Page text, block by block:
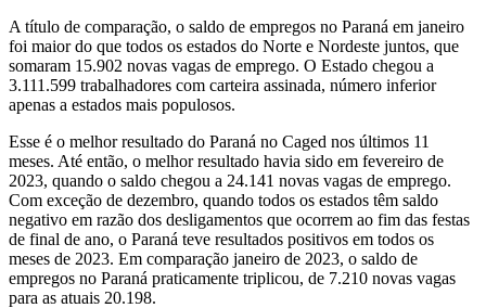
A título de comparação, o saldo de empregos no Paraná em janeiro
foi maior do que todos os estados do Norte e Nordeste juntos, que
somaram 15.902 novas vagas de emprego. O Estado chegou a
3.111.599 trabalhadores com carteira assinada, número inferior
apenas a estados mais populosos.
Esse é o melhor resultado do Paraná no Caged nos últimos 11
meses. Até então, o melhor resultado havia sido em fevereiro de
2023, quando o saldo chegou a 24.141 novas vagas de emprego.
Com exceção de dezembro, quando todos os estados têm saldo
negativo em razão dos desligamentos que ocorrem ao fim das festas
de final de ano, o Paraná teve resultados positivos em todos os
meses de 2023. Em comparação janeiro de 2023, o saldo de
empregos no Paraná praticamente triplicou, de 7.210 novas vagas
para as atuais 20.198.